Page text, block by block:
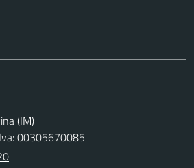
(IM)
00305670085